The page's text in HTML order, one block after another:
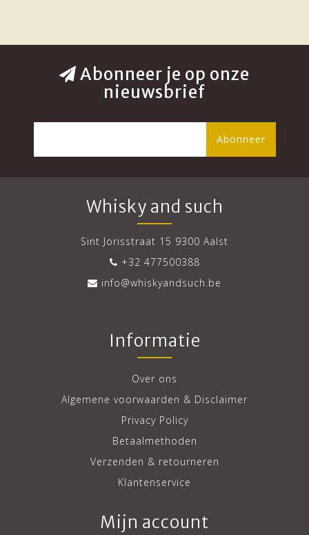
Abonneer je op onze
nieuwsbrief
Abonneer
Whisky and such
Sint Jorisstraat 15 9300 Aalst
+32 477500388
info@whiskyandsuch.be
Informatie
Over ons
Algemene voorwaarden & Disclaimer
Privacy Policy
Betaalmethoden
Verzenden & retourneren
Klantenservice
Mijn account